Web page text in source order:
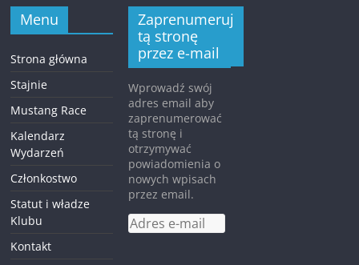
Menu
Strona główna
Stajnie
Mustang Race
Kalendarz
Wydarzeń
Członkostwo
Statut i władze
Klubu
Kontakt
Zaprenumeruj
tą stronę
przez e-mail
Wprowadź swój
adres email aby
zaprenumerować
tą stronę i
otrzymywać
powiadomienia o
nowych wpisach
przez email.
Adres
e-